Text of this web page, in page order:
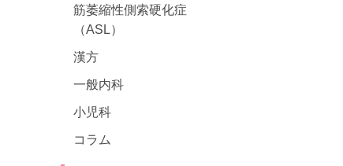
筋萎縮性側索硬化症
（ASL）
漢方
一般内科
小児科
コラム